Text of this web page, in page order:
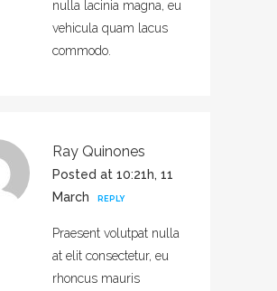
nulla lacinia magna, eu
vehicula quam lacus
commodo.
Ray Quinones
Posted at 10:21h, 11
March
REPLY
Praesent volutpat nulla
at elit consectetur, eu
rhoncus mauris